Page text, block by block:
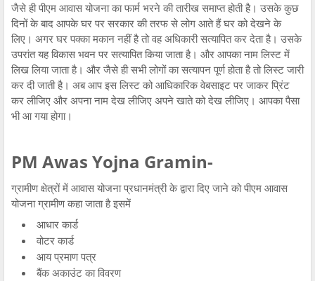
जैसे ही पीएम आवास योजना का फार्म भरने की तारीख समाप्त होती है। उसके कुछ
दिनों के बाद आपके घर पर सरकार की तरफ से लोग आते हैं घर को देखने के
लिए। अगर घर पक्का मकान नहीं है तो वह अधिकारी सत्यापित कर देता है। उसके
उपरांत यह विकास भवन पर सत्यापित किया जाता है। और आपका नाम लिस्ट में
लिख लिया जाता है। और जैसे ही सभी लोगों का सत्यापन पूर्ण होता है तो लिस्ट जारी
कर दी जाती है। अब आप इस लिस्ट को आधिकारिक वेबसाइट पर जाकर प्रिंट
कर लीजिए और अपना नाम देख लीजिए अपने खाते को देख लीजिए। आपका पैसा
भी आ गया होगा।
PM Awas Yojna Gramin-
ग्रामीण क्षेत्रों में आवास योजना प्रधानमंत्री के द्वारा दिए जाने को पीएम आवास
योजना ग्रामीण कहा जाता है इसमें
आधार कार्ड
वोटर कार्ड
आय प्रमाण पत्र
बैंक अकाउंट का विवरण